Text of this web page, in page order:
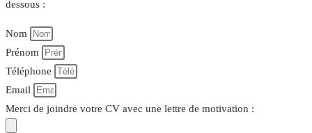
dessous :
Nom
Prénom
Téléphone
Email
Merci de joindre votre CV avec une lettre de motivation :